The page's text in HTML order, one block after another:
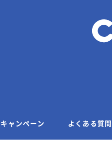
キャンペーン よくある質問